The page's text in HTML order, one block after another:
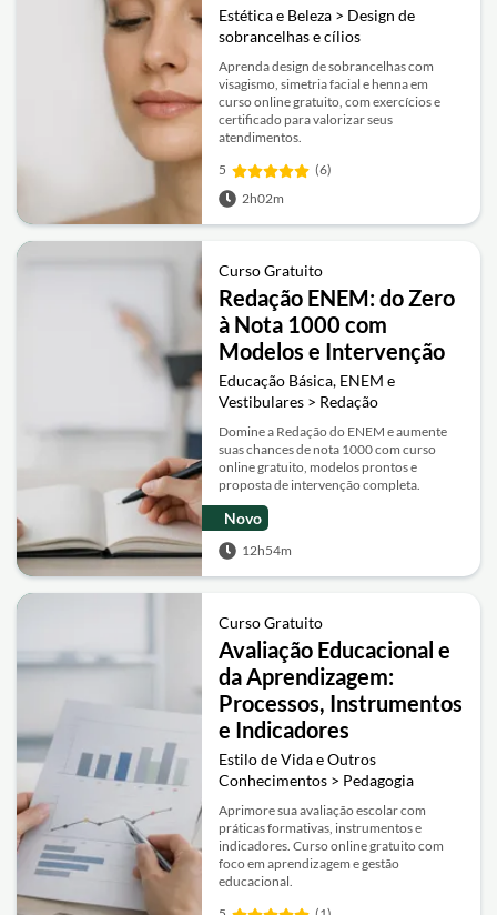
Estética e Beleza > Design de
sobrancelhas e cílios
Aprenda design de sobrancelhas com
visagismo, simetria facial e henna em
curso online gratuito, com exercícios e
certificado para valorizar seus
atendimentos.
5
(6)
2h02m
Curso Gratuito
Redação ENEM: do Zero
à Nota 1000 com
Modelos e Intervenção
Educação Básica, ENEM e
Vestibulares > Redação
Domine a Redação do ENEM e aumente
suas chances de nota 1000 com curso
online gratuito, modelos prontos e
proposta de intervenção completa.
Novo
12h54m
Curso Gratuito
Avaliação Educacional e
da Aprendizagem:
Processos, Instrumentos
e Indicadores
Estilo de Vida e Outros
Conhecimentos > Pedagogia
Aprimore sua avaliação escolar com
práticas formativas, instrumentos e
indicadores. Curso online gratuito com
foco em aprendizagem e gestão
educacional.